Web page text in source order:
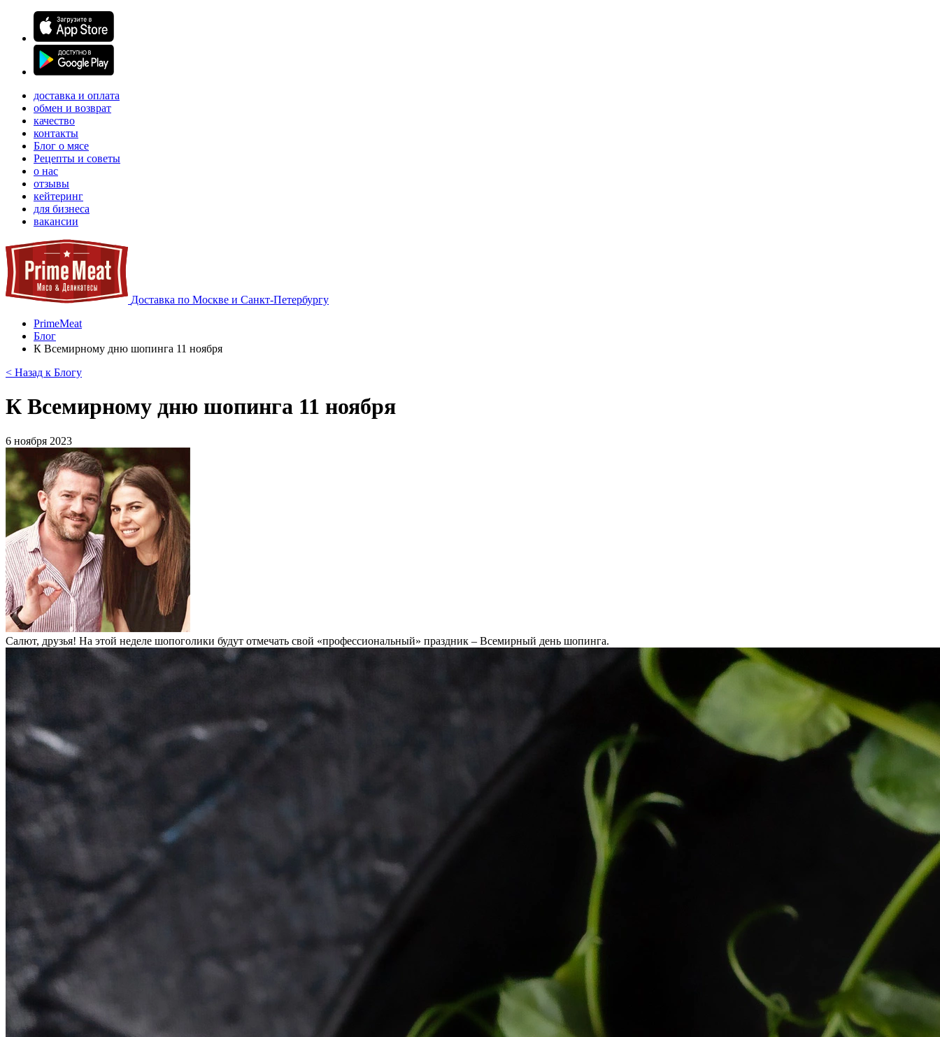
доставка и оплата
обмен и возврат
качество
контакты
Блог о мясе
Рецепты и советы
о нас
отзывы
кейтеринг
для бизнеса
вакансии
Доставка по Москве и Санкт-Петербургу
PrimeMeat
Блог
К Всемирному дню шопинга 11 ноября
< Назад к Блогу
К Всемирному дню шопинга 11 ноября
6 ноября 2023
Салют, друзья! На этой неделе шопоголики будут отмечать свой «профессиональный» праздник – Всемирный день шопинга.